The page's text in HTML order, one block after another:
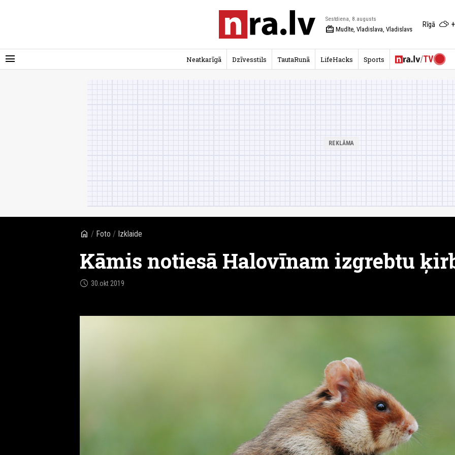
menu
Sestdiena, 8.augusts
redeem Mudīte, Vladislava, Vladislavs
Rīgā
Neatkarīgā Dzīvesstils TautaRunā LifeHacks Sports
home / Foto / Izklaide
Kāmis notiesā Halovīnam izgrebtu
schedule 30.okt 2019